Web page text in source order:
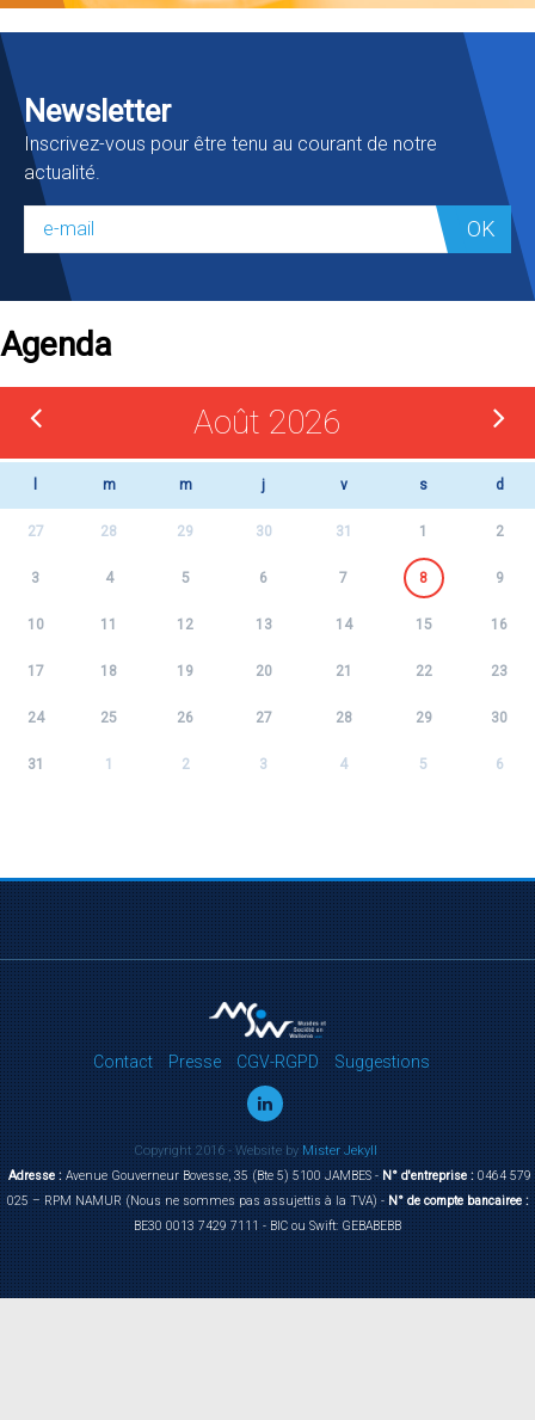
Newsletter
Inscrivez-vous pour être tenu au courant de notre
actualité.
OK
Agenda
Août 2026
m m j v s d
27 28 29 30 31 1 2
3 4 5 6 7 8 9
10 11 12 13 14 15 16
17 18 19 20 21 22 23
24 25 26 27 28 29 30
31 1 2 3 4 5 6
Contact Presse CGV-RGPD Suggestions
Copyright 2016 - Website byMister Jekyll
Adresse :Avenue Gouverneur Bovesse, 35 (Bte 5) 5100 JAMBES -N° d'entreprise :0464 579
025 – RPM NAMUR (Nous ne sommes pas assujettis à la TVA) -N° de compte bancairee :
BE30 0013 7429 7111 - BIC ou Swift: GEBABEBB